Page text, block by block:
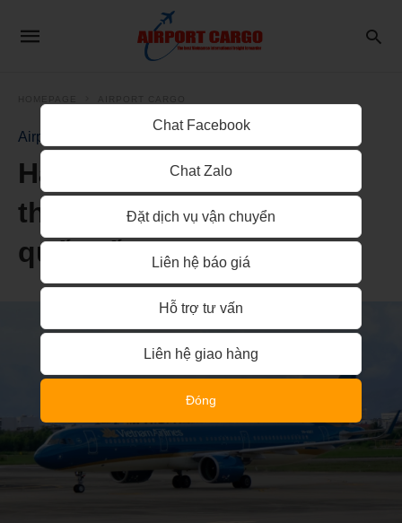
Airport Cargo
Hãng hàng không mở
thêm nhiều đường bay
quốc tế
Chat Facebook
Chat Zalo
Đặt dịch vụ vận chuyển
Liên hệ báo giá
Hỗ trợ tư vấn
Liên hệ giao hàng
Đóng